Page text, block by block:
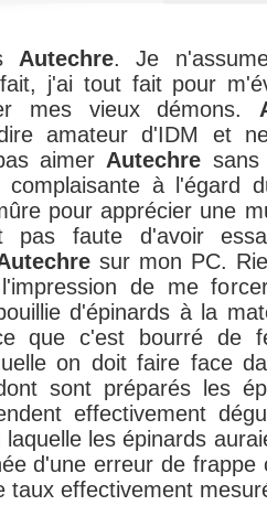
16/
17/
18/ chec9
19/ Notwo
20/
Autechre. Je
j'ai tout fait pour
mes vieux démons.
amateur d'IDM et
aimer Autechre
complaisante à l'égard
pour apprécier une
pas faute d'avoir
sur mon PC.
de me
d'épinards à la
que c'est bourré de
on doit faire face
sont préparés les
effectivement
laquelle les épinards
d'une erreur de frappe
taux effectivement